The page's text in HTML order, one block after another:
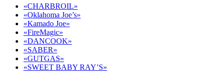
«CHARBROIL»
«Oklahoma Joe’s»
«Kamado Joe»
«FireMagic»
«DANCOOK»
«SABER»
«GUTGAS»
«SWEET BABY RAY’S»